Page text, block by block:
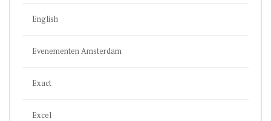
English
Evenementen Amsterdam
Exact
Excel